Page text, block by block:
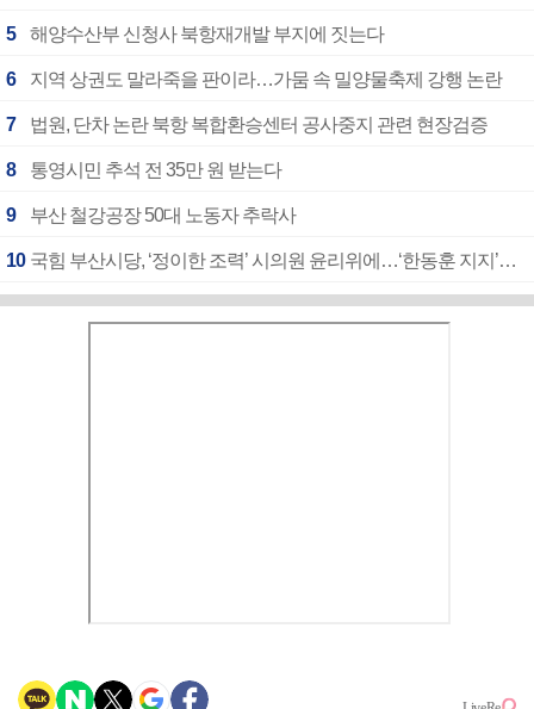
5 해양수산부 신청사 북항재개발 부지에 짓는다
6 지역 상권도 말라죽을 판이라…가뭄 속 밀양물축제 강행 논란
7 법원, 단차 논란 북항 복합환승센터 공사중지 관련 현장검증
8 통영시민 추석 전 35만 원 받는다
9 부산 철강공장 50대 노동자 추락사
10 국힘 부산시당, ‘정이한 조력’ 시의원 윤리위에…‘한동훈 지지’도 신고접수